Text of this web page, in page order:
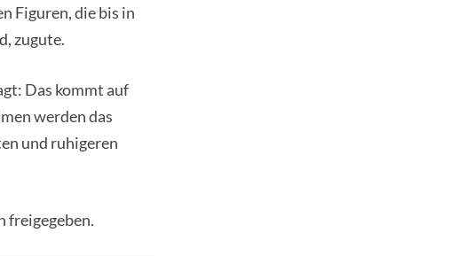
Figuren, die bis in
zugute.
Das kommt auf
werden das
und ruhigeren
freigegeben.